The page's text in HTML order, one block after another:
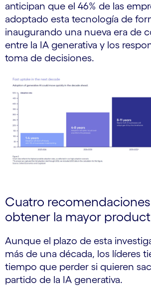
anticipan que el 46% de las
adoptado esta tecnología de
inaugurando una nueva era de
entre la IA generativa y los
toma de decisiones.
Cuatro
obtener la mayor
Aunque el plazo de esta
más de una década, los líderes
tiempo que perder si quieren
partido de la IA generativa.